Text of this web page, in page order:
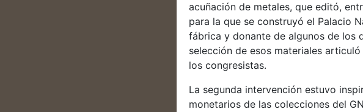
acuñación de metales, que editó,
para la que se construyó el Palacio
fábrica y donante de algunos de los
selección de esos materiales
los congresistas.
La segunda intervención estuvo
monetarios de las colecciones del